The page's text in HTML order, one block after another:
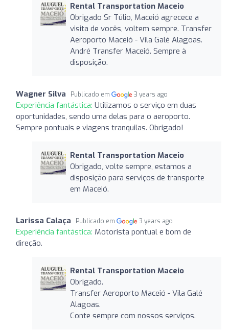
Rental Transportation Maceio
Obrigado Sr Túlio, Maceió agrecece a
visita de vocês, voltem sempre. Transfer
Aeroporto Maceió - Vila Galé Alagoas.
André Transfer Maceió. Sempre à
disposição.
Wagner Silva Publicado em 3 years ago
Experiência fantástica: Utilizamos o serviço em duas
oportunidades, sendo uma delas para o aeroporto.
Sempre pontuais e viagens tranquilas. Obrigado!
Rental Transportation Maceio
Obrigado, volte sempre, estamos a
disposição para serviços de transporte
em Maceió.
Larissa Calaça Publicado em 3 years ago
Experiência fantástica: Motorista pontual e bom de
direção.
Rental Transportation Maceio
Obrigado.
Transfer Aeroporto Maceió - Vila Galé
Alagoas.
Conte sempre com nossos serviços.